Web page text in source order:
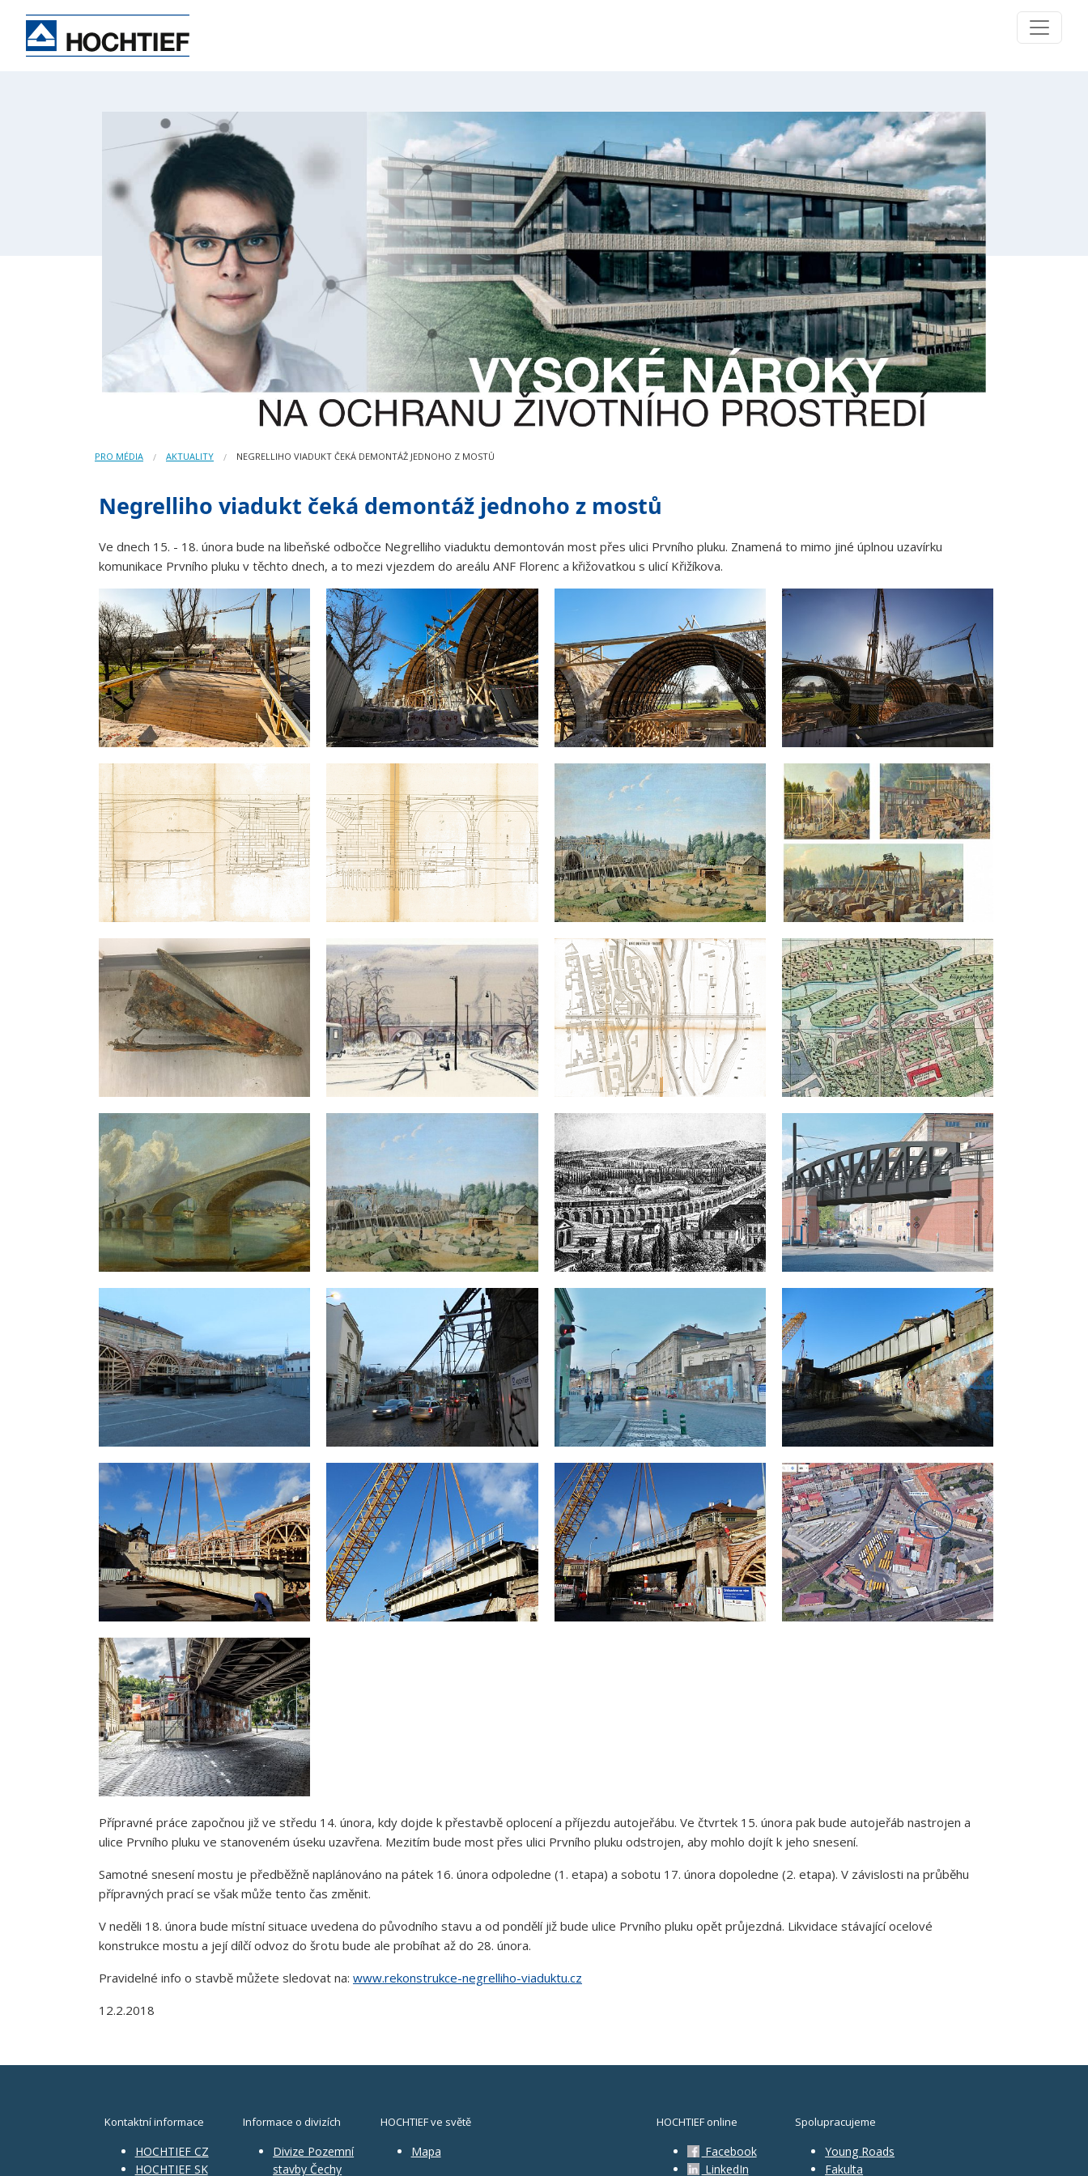
PRO MÉDIA AKTUALITY NEGRELLIHO VIADUKT ČEKÁ DEMONTÁŽ JEDNOHO Z MOSTŮ
Negrelliho viadukt čeká demontáž jednoho z mostů
Ve dnech 15. - 18. února bude na libeňské odbočce Negrelliho viaduktu demontován most přes ulici Prvního pluku. Znamená to mimo jiné úplnou uzavírku
komunikace Prvního pluku v těchto dnech, a to mezi vjezdem do areálu ANF Florenc a křižovatkou s ulicí Křižíkova.
Přípravné práce započnou již ve středu 14. února, kdy dojde k přestavbě oplocení a příjezdu autojeřábu. Ve čtvrtek 15. února pak bude autojeřáb nastrojen a
ulice Prvního pluku ve stanoveném úseku uzavřena. Mezitím bude most přes ulici Prvního pluku odstrojen, aby mohlo dojít k jeho snesení.
Samotné snesení mostu je předběžně naplánováno na pátek 16. února odpoledne (1. etapa) a sobotu 17. února dopoledne (2. etapa). V závislosti na průběhu
přípravných prací se však může tento čas změnit.
V neděli 18. února bude místní situace uvedena do původního stavu a od pondělí již bude ulice Prvního pluku opět průjezdná. Likvidace stávající ocelové
konstrukce mostu a její dílčí odvoz do šrotu bude ale probíhat až do 28. února.
Pravidelné info o stavbě můžete sledovat na: www.rekonstrukce-negrelliho-viaduktu.cz
12.2.2018
Kontaktní informace
HOCHTIEF CZ
HOCHTIEF SK
Informace o divizích
Divize Pozemní
stavby Čechy
HOCHTIEF ve světě
Mapa
HOCHTIEF online
Facebook
LinkedIn
Spolupracujeme
Young Roads
Fakulta